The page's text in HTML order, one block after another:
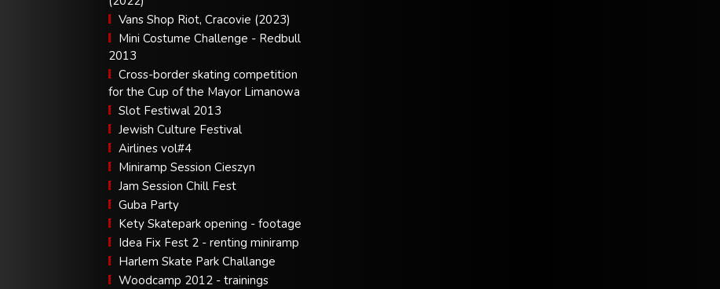
Vans Shop Riot, Cracovie (2023)
Mini Costume Challenge - Redbull
2013
Cross-border skating competition
for the Cup of the Mayor Limanowa
Slot Festiwal 2013
Jewish Culture Festival
Airlines vol#4
Miniramp Session Cieszyn
Jam Session Chill Fest
Guba Party
Kety Skatepark opening - footage
Idea Fix Fest 2 - renting miniramp
Harlem Skate Park Challange
Woodcamp 2012 - trainings